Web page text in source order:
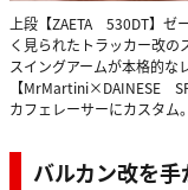
上段【ZAETA 530DT】ゼ
く見られたトラッカー改の
スイングアームが本格的な
【MrMartini×DAINESE
カフェレーサーにカスタム
バルカン改を